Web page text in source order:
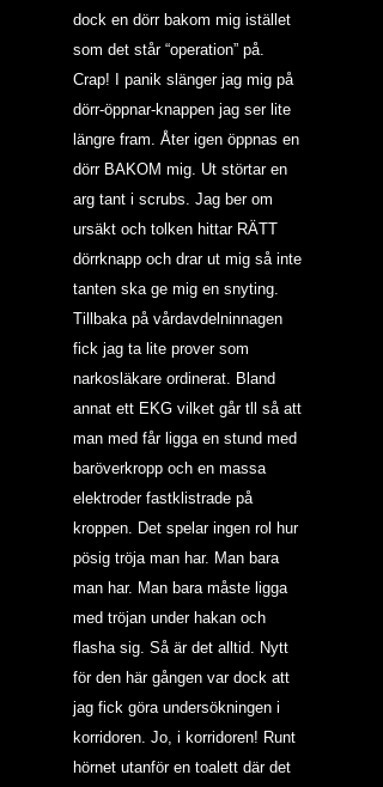
dock en dörr bakom mig istället
som det står “operation” på.
Crap! I panik slänger jag mig på
dörr-öppnar-knappen jag ser lite
längre fram. Åter igen öppnas en
dörr BAKOM mig. Ut störtar en
arg tant i scrubs. Jag ber om
ursäkt och tolken hittar RÄTT
dörrknapp och drar ut mig så inte
tanten ska ge mig en snyting.
Tillbaka på vårdavdelninnagen
fick jag ta lite prover som
narkosläkare ordinerat. Bland
annat ett EKG vilket går tll så att
man med får ligga en stund med
baröverkropp och en massa
elektroder fastklistrade på
kroppen. Det spelar ingen rol hur
pösig tröja man har. Man bara
man har. Man bara måste ligga
med tröjan under hakan och
flasha sig. Så är det alltid. Nytt
för den här gången var dock att
jag fick göra undersökningen i
korridoren. Jo, i korridoren! Runt
hörnet utanför en toalett där det